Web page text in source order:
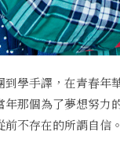
學手譯，在青春
那個為了夢想努
不存在的所謂自信。